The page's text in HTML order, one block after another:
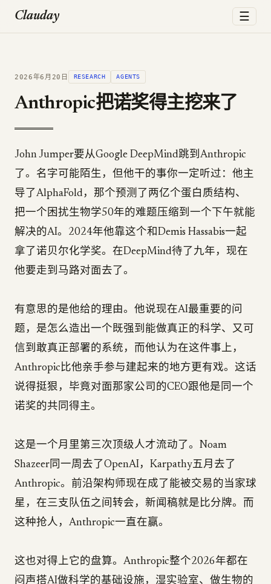
Clauday ☰
2026年6月20日 RESEARCH AGENTS
Anthropic把诺奖得主挖来了
John Jumper要从Google DeepMind跳到Anthropic
了。名字可能陌生，但他干的事你一定听过：他主
导了AlphaFold，那个预测了两亿个蛋白质结构、
把一个困扰生物学50年的难题压缩到一个下午就能
解决的AI。2024年他靠这个和Demis Hassabis一起
拿了诺贝尔化学奖。在DeepMind待了九年，现在
他要走到马路对面去了。
有意思的是他给的理由。他说现在AI最重要的问
题，是怎么造出一个既强到能做真正的科学、又可
信到敢真正部署的系统，而他认为在这件事上，
Anthropic比他亲手参与建起来的地方更有戏。这话
说得挺狠，毕竟对面那家公司的CEO跟他是同一个
诺奖的共同得主。
这是一个月里第三次顶级人才流动了。Noam
Shazeer同一周去了OpenAI，Karpathy五月去了
Anthropic。前沿架构师现在成了能被交易的当家球
星，在三支队伍之间转会，新闻稿就是比分牌。而
这种抢人，Anthropic一直在赢。
这也对得上它的盘算。Anthropic整个2026年都在
闷声搭AI做科学的基础设施，湿实验室、做生物的